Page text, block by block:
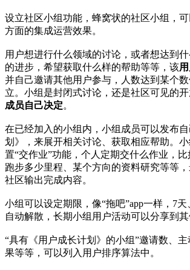
设立社区小组功能，蜂窝状的社区小组，
方面的集成运营效果。
用户想进行什么领域的讨论，或者想达到
的进步，希望获取什么样的帮助等等，该
并自己邀请其他用户参与，人数达到某个
立。小组是封闭式讨论，还是社区可见的开
成员自己决定。
在已经加入的小组内，小组成员可以发布
划》，来展开相关讨论、获取相应帮助。
置“交作业”功能，个人定期交什么作业，比
跑步多少里程、某个方向的资料研究等等
社区输出完成内容。
小组可以设定期限，像“拖吧”app一样，7天
自动解散，长期小组用户活动可以分享到其
“具有《用户成长计划》的小组”邀请数、
果等等，可以列入用户排序算法中。